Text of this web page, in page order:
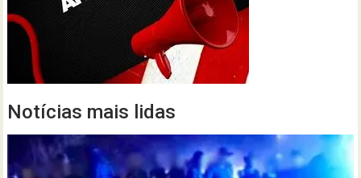
Notícias mais lidas